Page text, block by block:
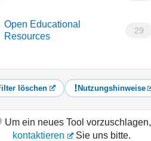
Open Educational
Resources
29
löschen Nutzungshinweise
Um ein neues Tool vorzuschlagen,
kontaktieren
Sie uns bitte.